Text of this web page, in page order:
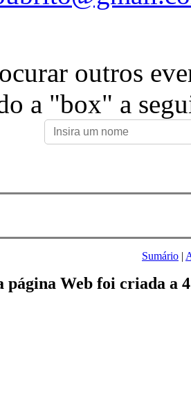
outros
a "box" a
Sumário |
página Web foi criada a